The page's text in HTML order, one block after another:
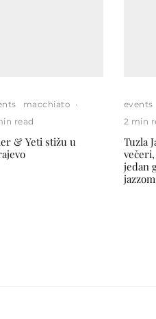
macchiato ·
read
& Yeti stižu u
events
2 min
Tuzla
jedan
jazzom